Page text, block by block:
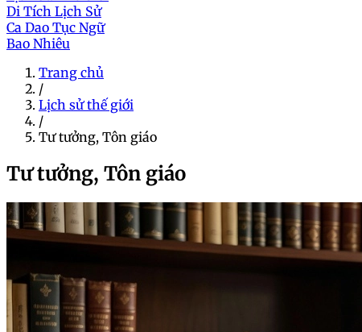
Di Tích Lịch Sử
Ca Dao Tục Ngữ
Bao Nhiêu
Trang chủ
/
Lịch sử thế giới
/
Tư tưởng, Tôn giáo
Tư tưởng, Tôn giáo